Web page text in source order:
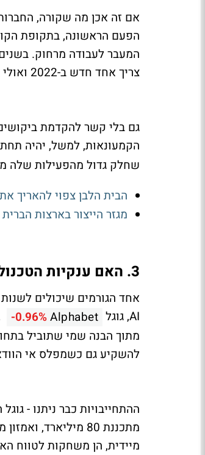
אם זה אכן מה שקורה,
הפעם הראשונה, בתקופת
צריך אחד חדש ב-2022 ואולי גם לא ב-2023.
גם בלי קשר להקדמת
הקמעונאות, למשל, יהיה
שחלק גדול מהפעילות שלה
הבית הלבן צפוי להאריך
מגזר הייצור בארצות
3. האם ענקיות הטכנולוגיה ימשיכו להשקיע באותו הקצב?
אחד הגורמים שיכולים
AI, גוגל
Alphabet
-0.96%
מתוך הבנה שמי שתוביל
להשקיע גם כשמפלס אי
מיידית, הן משחקות לטווח